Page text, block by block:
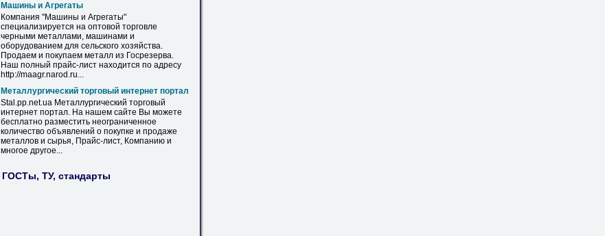
Машины и Агрегаты
Компания "Машины и Агрегаты"
специализируется на оптовой торговле
черными металлами, машинами и
оборудованием для сельского хозяйства.
Продаем и покупаем металл из Госрезерва.
Наш полный прайс-лист находится по адресу
http://maagr.narod.ru...
Металлургический торговый интернет портал
Stal.pp.net.ua Металлургический торговый
интернет портал. На нашем сайте Вы можете
бесплатно разместить неограниченное
количество объявлений о покупке и продаже
металлов и сырья, Прайс-лист, Компанию и
многое другое...
ГОСТы, ТУ, стандарты